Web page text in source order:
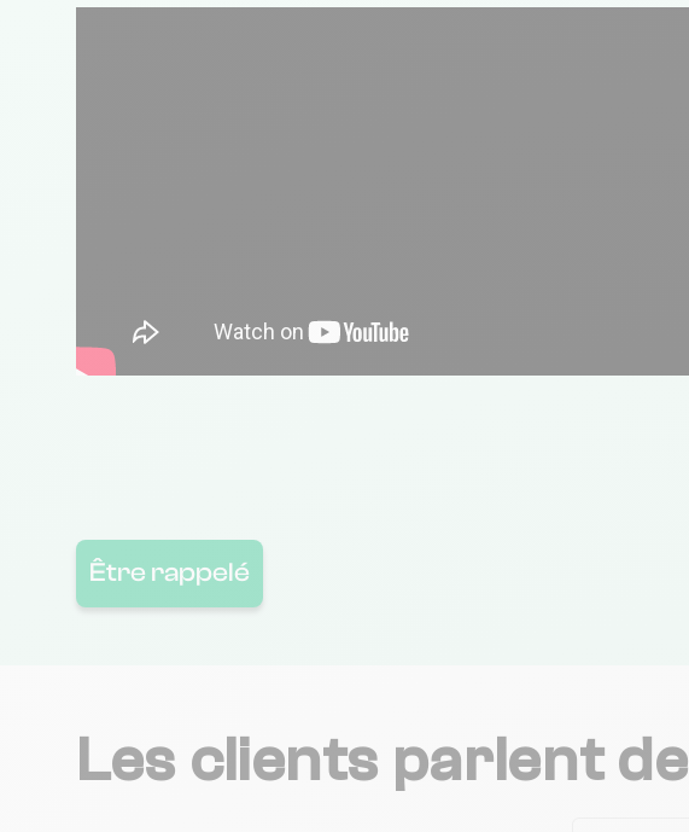
Être rappelé
Les clients parlent de